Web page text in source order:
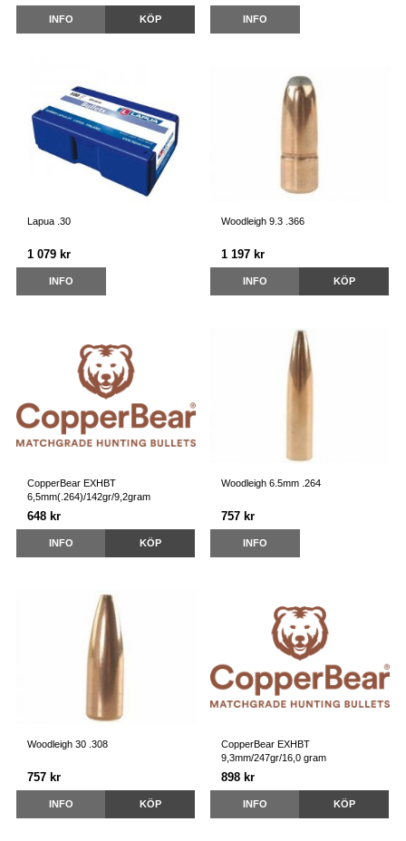
INFO KÖP INFO
Lapua .30
1 079 kr
INFO
Woodleigh 9.3 .366
1 197 kr
INFO KÖP
CopperBear EXHBT
6,5mm(.264)/142gr/9,2gram
648 kr
INFO KÖP
Woodleigh 6.5mm .264
757 kr
INFO
Woodleigh 30 .308
757 kr
INFO KÖP
CopperBear EXHBT
9,3mm/247gr/16,0 gram
898 kr
INFO KÖP